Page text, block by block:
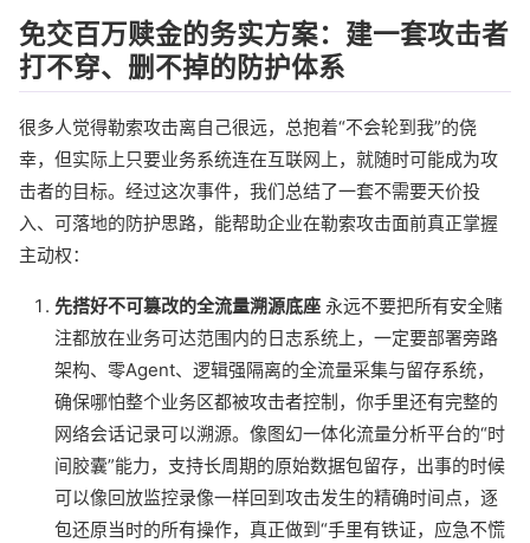
免交百万赎金的务实方案：建一套攻击者
打不穿、删不掉的防护体系
很多人觉得勒索攻击离自己很远，总抱着“不会轮到我”的侥
幸，但实际上只要业务系统连在互联网上，就随时可能成为攻
击者的目标。经过这次事件，我们总结了一套不需要天价投
入、可落地的防护思路，能帮助企业在勒索攻击面前真正掌握
主动权：
先搭好不可篡改的全流量溯源底座 永远不要把所有安全赌
注都放在业务可达范围内的日志系统上，一定要部署旁路
架构、零Agent、逻辑强隔离的全流量采集与留存系统，
确保哪怕整个业务区都被攻击者控制，你手里还有完整的
网络会话记录可以溯源。像图幻一体化流量分析平台的“时
间胶囊”能力，支持长周期的原始数据包留存，出事的时候
可以像回放监控录像一样回到攻击发生的精确时间点，逐
包还原当时的所有操作，真正做到“手里有铁证，应急不慌